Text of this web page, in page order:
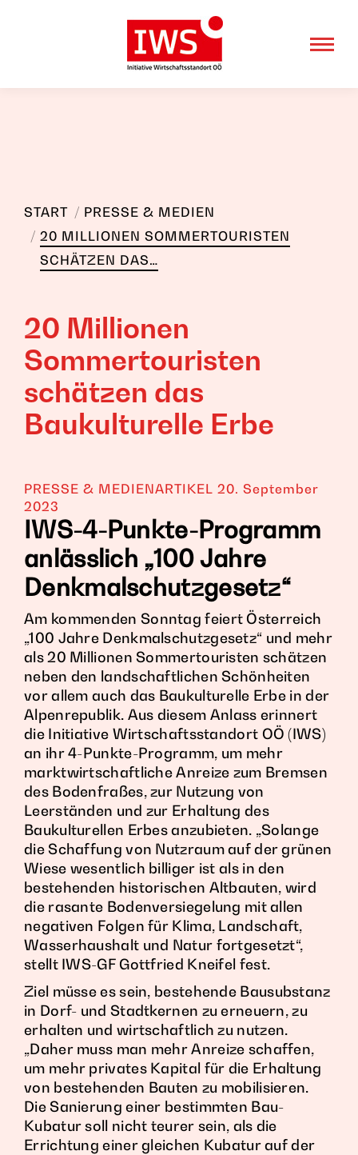
20 Millionen
Sommertouristen
schätzen das
Baukulturelle Erbe
START
PRESSE & MEDIEN
20 MILLIONEN SOMMERTOURISTEN
SCHÄTZEN DAS…
PRESSE & MEDIENARTIKEL 20. September
2023
IWS-4-Punkte-Programm
anlässlich „100 Jahre
Denkmalschutzgesetz“
Am kommenden Sonntag feiert Österreich
„100 Jahre Denkmalschutzgesetz“ und mehr
als 20 Millionen Sommertouristen schätzen
neben den landschaftlichen Schönheiten
vor allem auch das Baukulturelle Erbe in der
Alpenrepublik. Aus diesem Anlass erinnert
die Initiative Wirtschaftsstandort OÖ (IWS)
an ihr 4-Punkte-Programm, um mehr
marktwirtschaftliche Anreize zum Bremsen
des Bodenfraßes, zur Nutzung von
Leerständen und zur Erhaltung des
Baukulturellen Erbes anzubieten. „Solange
die Schaffung von Nutzraum auf der grünen
Wiese wesentlich billiger ist als in den
bestehenden historischen Altbauten, wird
die rasante Bodenversiegelung mit allen
negativen Folgen für Klima, Landschaft,
Wasserhaushalt und Natur fortgesetzt“,
stellt IWS-GF Gottfried Kneifel fest.
Ziel müsse es sein, bestehende Bausubstanz
in Dorf- und Stadtkernen zu erneuern, zu
erhalten und wirtschaftlich zu nutzen.
„Daher muss man mehr Anreize schaffen,
um mehr privates Kapital für die Erhaltung
von bestehenden Bauten zu mobilisieren.
Die Sanierung einer bestimmten Bau-
Kubatur soll nicht teurer sein, als die
Errichtung einer gleichen Kubatur auf der